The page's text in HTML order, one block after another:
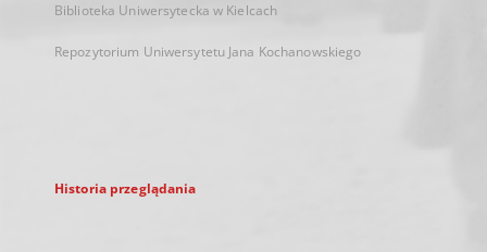
Biblioteka Uniwersytecka w Kielcach
Repozytorium Uniwersytetu Jana Kochanowskiego
Historia przeglądania